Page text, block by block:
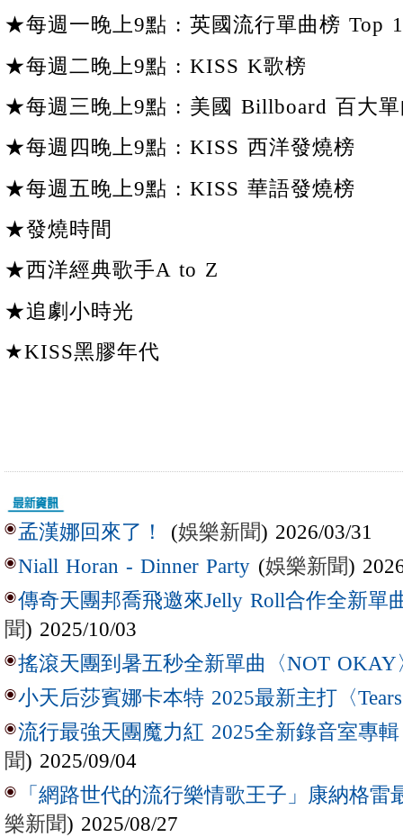
★每週一晚上9點 : 英國流行單曲榜 Top
★每週二晚上9點 : KISS K歌榜
★每週三晚上9點 : 美國 Billboard 百大
★每週四晚上9點 : KISS 西洋發燒榜
★每週五晚上9點 : KISS 華語發燒榜
★發燒時間
★西洋經典歌手A to Z
★追劇小時光
★KISS黑膠年代
孟漢娜回來了！ (娛樂新聞) 2026/03/31
Niall Horan - Dinner Party (娛樂新聞)
傳奇天團邦喬飛邀來Jelly Roll合作全新單
聞) 2025/10/03
搖滾天團到暑五秒全新單曲〈NOT OKAY
小天后莎賓娜卡本特 2025最新主打〈
流行最強天團魔力紅 2025全新錄音室專
聞) 2025/09/04
「網路世代的流行樂情歌王子」康納格雷
樂新聞) 2025/08/27